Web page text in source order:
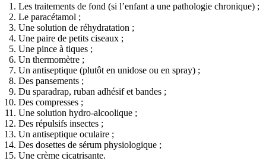
Les traitements de fond (si l’enfant a une pathologie chronique) ;
Le paracétamol ;
Une solution de réhydratation ;
Une paire de petits ciseaux ;
Une pince à tiques ;
Un thermomètre ;
Un antiseptique (plutôt en unidose ou en spray) ;
Des pansements ;
Du sparadrap, ruban adhésif et bandes ;
Des compresses ;
Une solution hydro-alcoolique ;
Des répulsifs insectes ;
Un antiseptique oculaire ;
Des dosettes de sérum physiologique ;
Une crème cicatrisante.